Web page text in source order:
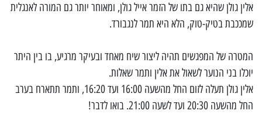
אלין גולן שהיא גם בתו של הזמר אייל גולן, ומאוחר יותר גם המורה לאנגלית
שמככבת בטיק-טוק, הלא היא תמר לנגבורד.
המטרה של המפגשים תהיה ליצור שיח מאחד ובעיקר מרגיע, בו בין היתר
יוכלו בני הנוער לשאול את אלין ותמר שאלות.
אלין גולן תעלה לזום החל מהשעה 16:00 ועד 16:20, ותמר תתארח בערב
החל מהשעה 20:30 ועד לשעה 21:00. בואו לדבר!